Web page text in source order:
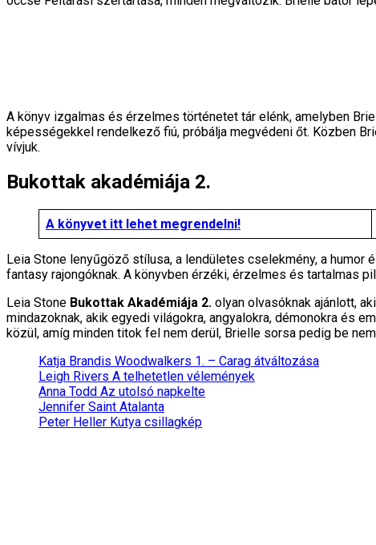
A könyv izgalmas és érzelmes történetet tár elénk, amelyben
képességekkel rendelkező fiú, próbálja megvédeni őt. Közben
vívjuk.
Bukottak akadémiája 2.
A könyvet itt lehet megrendelni!
Leia Stone lenyűgöző stílusa, a lendületes cselekmény, a humor
fantasy rajongóknak. A könyvben érzéki, érzelmes és tartalmas
Leia Stone Bukottak Akadémiája 2. olyan olvasóknak ajánlott,
mindazoknak, akik egyedi világokra, angyalokra, démonokra és
közül, amíg minden titok fel nem derül, Brielle sorsa pedig be
Katja Brandis Woodwalkers 1. – Carag átváltozása
Leigh Rivers A telhetetlen vélemények
Anna Todd Az utolsó napkelte
Jennifer Saint Atalanta
Peter Heller Kutya csillagkép